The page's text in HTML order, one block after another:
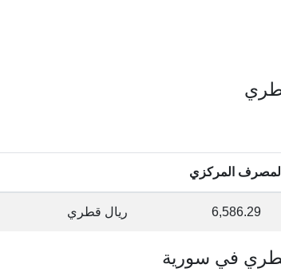
المصرف المركزي
6,586.29 ريال قطري